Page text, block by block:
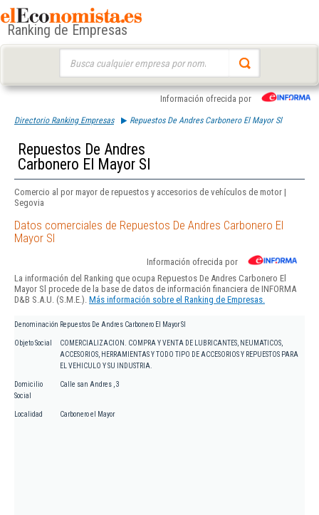
Ranking de Empresas
Información ofrecida por
Directorio Ranking Empresas Repuestos De Andres Carbonero El Mayor Sl
Repuestos De Andres
Carbonero El Mayor Sl
Comercio al por mayor de repuestos y accesorios de vehículos de motor |
Segovia
Datos comerciales de Repuestos De Andres Carbonero El
Mayor Sl
Información ofrecida por
La información del Ranking que ocupa Repuestos De Andres Carbonero El
Mayor Sl procede de la base de datos de información financiera de INFORMA
D&B S.A.U. (S.M.E.). Más información sobre el Ranking de Empresas.
Denominación Repuestos De Andres Carbonero El Mayor Sl
Objeto Social
COMERCIALIZACION. COMPRA Y VENTA DE LUBRICANTES, NEUMATICOS,
ACCESORIOS, HERRAMIENTAS Y TODO TIPO DE ACCESORIOS Y REPUESTOS PARA
EL VEHICULO Y SU INDUSTRIA.
Domicilio
Social
Calle san Andres , 3
Localidad Carbonero el Mayor